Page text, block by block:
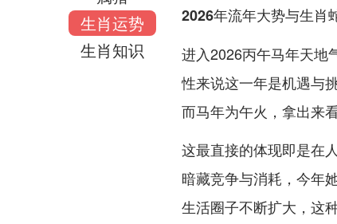
生肖运势
生肖知识
2026年流年大势与生肖
进入2026丙午马年天地
性来说这一年是机遇与
而马年为午火，拿出来
这最直接的体现即是在
暗藏竞争与消耗，今年
生活圈子不断扩大，这